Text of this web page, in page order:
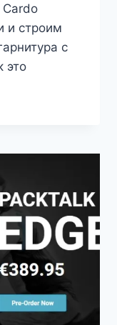
Cardo
и строим
с
это